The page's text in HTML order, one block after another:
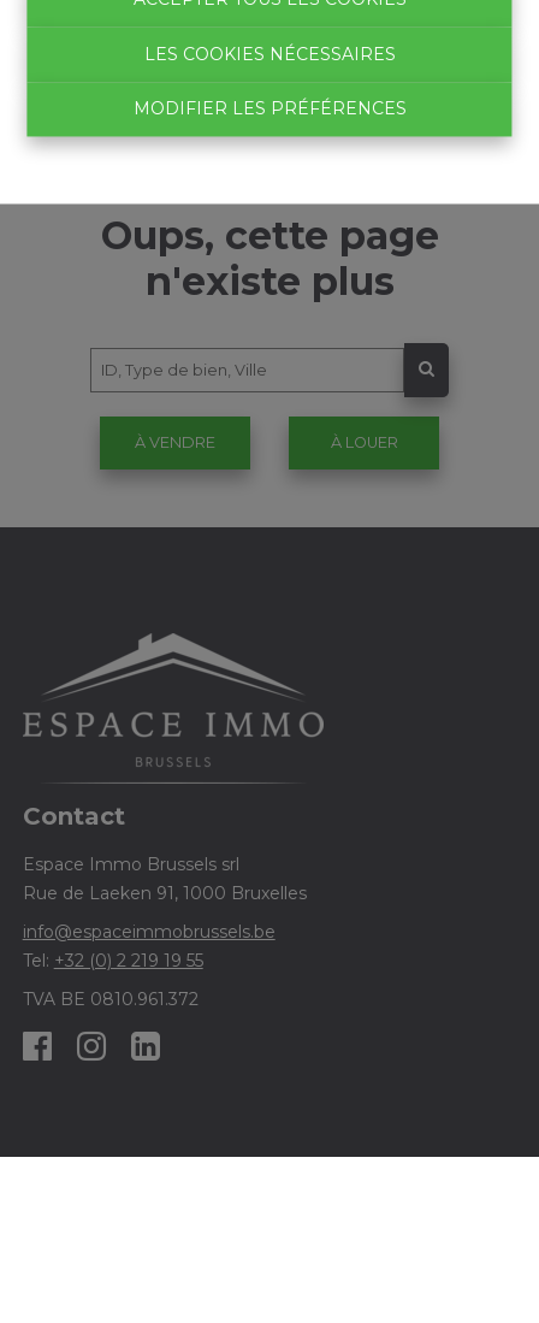
LES COOKIES NÉCESSAIRES
MODIFIER LES PRÉFÉRENCES
Oups, cette page
n'existe plus
À VENDRE À LOUER
Contact
Espace Immo Brussels srl
Rue de Laeken 91, 1000 Bruxelles
info@espaceimmobrussels.be
Tel: +32 (0) 2 219 19 55
TVA BE 0810.961.372